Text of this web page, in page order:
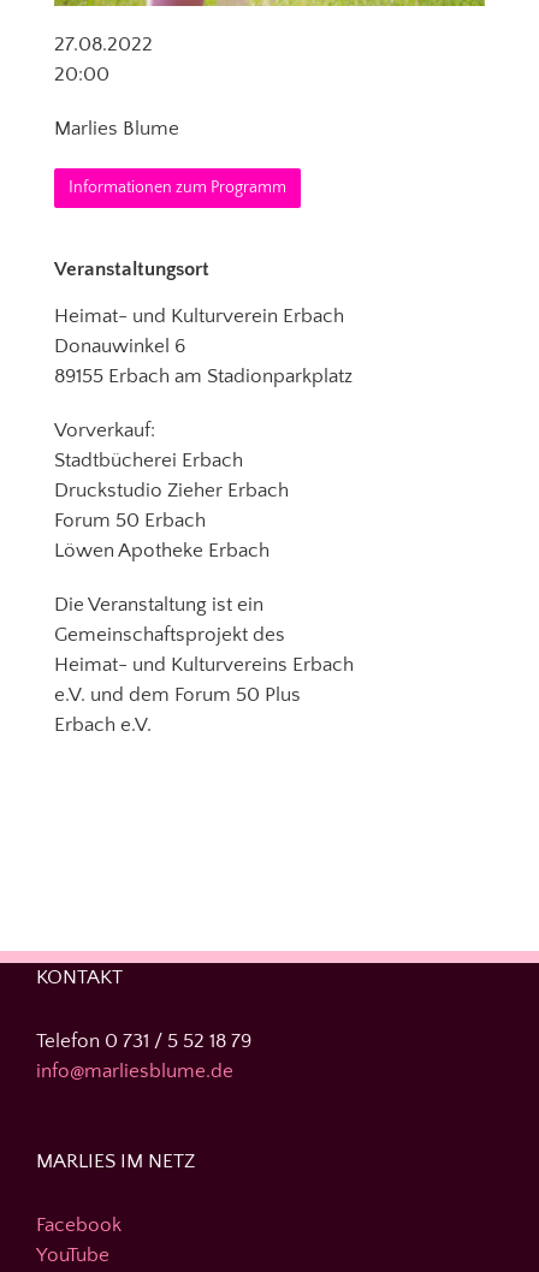
Veranstaltungsort
Heimat- und Kulturverein Erbach
Donauwinkel 6
89155 Erbach am Stadionparkplatz
Vorverkauf:
Stadtbücherei Erbach
Druckstudio Zieher Erbach
Forum 50 Erbach
Löwen Apotheke Erbach
Die Veranstaltung ist ein
Gemeinschaftsprojekt des
Heimat- und Kulturvereins Erbach
e.V. und dem Forum 50 Plus
Erbach e.V.
27.08.2022
20:00
Marlies Blume
Informationen zum Programm
KONTAKT
Telefon 0 731 / 5 52 18 79
info@marliesblume.de
MARLIES IM NETZ
Facebook
YouTube